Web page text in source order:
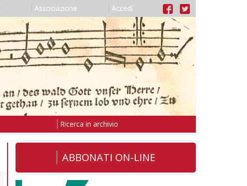
Associazione Accedi
Ricerca in archivio
ABBONATI ON-LINE